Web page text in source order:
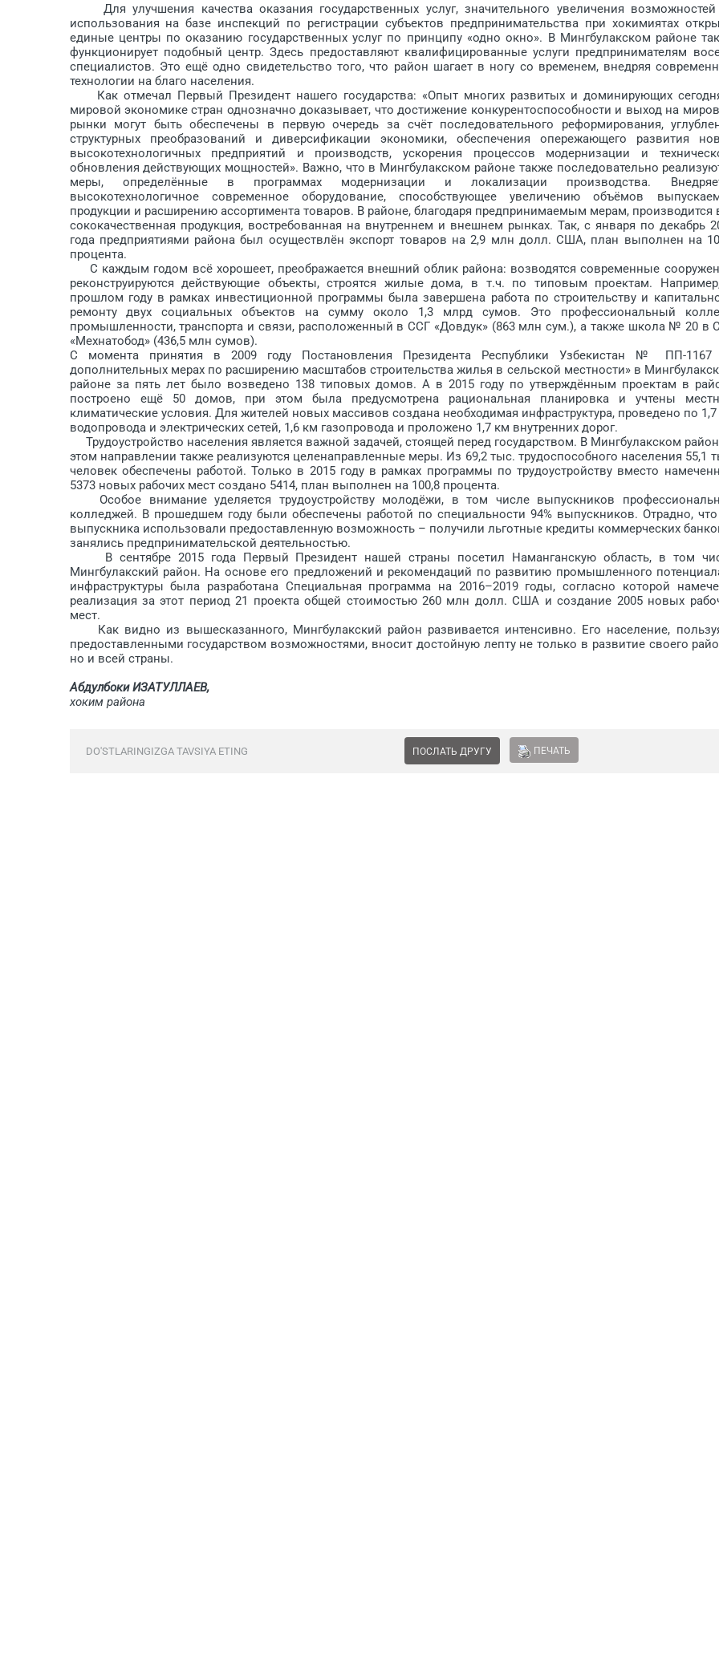
Для улучшения качества оказания государственных услуг, значительного увеличения
использования на базе инспекций по регистрации субъектов предпринимательства при хокимиятах
единые центры по оказанию государственных услуг по принципу «одно окно». В Мингбулакском районе
функционирует подобный центр. Здесь предоставляют квалифицированные услуги предпринимателям
специалистов. Это ещё одно свидетельство того, что район шагает в ногу со временем, внедряя
технологии на благо населения.
Как отмечал Первый Президент нашего государства: «Опыт многих развитых и доминирующих
мировой экономике стран однозначно доказывает, что достижение конкурентоспособности и выход на
рынки могут быть обеспечены в первую очередь за счёт последовательного реформирования,
структурных преобразований и диверсификации экономики, обеспечения опережающего развития
высокотехнологичных предприятий и производств, ускорения процессов модернизации и
обновления действующих мощностей». Важно, что в Мингбулакском районе также последовательно
меры, определённые в программах модернизации и локализации производства.
высокотехнологичное современное оборудование, способствующее увеличению объёмов
продукции и расширению ассортимента то­варов. В районе, благодаря предпринимаемым мерам,
сококачественная продукция, востребованная на внутреннем и внешнем рынках. Так, с января по декабрь
года предприятиями района был осуществлён экспорт товаров на 2,9 млн долл. США, план выполнен на
процента.
С каждым годом всё хорошеет, преображается внешний облик района: возводятся современные
реконструируются действующие объекты, строятся жилые дома, в т.ч. по типовым проектам.
прошлом году в рамках инвестиционной программы была завершена работа по строительству и
ремонту двух социальных объектов на сумму около 1,3 млрд сумов. Это профессиональный
промышленности, транспорта и связи, расположенный в ССГ «Довдук» (863 млн сум.), а также школа № 20 в
«Мехнатобод» (436,5 млн сумов).
С момента принятия в 2009 году Постановления Президента Республики Узбекистан № ПП-1167
дополнительных мерах по расширению масштабов строительства жилья в сельской местности» в
районе за пять лет было возведено 138 типовых домов. А в 2015 году по утверждённым проектам в
построено ещё 50 домов, при этом была предусмотрена рациональная планировка и учтены
климатические условия. Для жителей новых массивов создана необходимая инфраструктура, проведено по
водопровода и электрических сетей, 1,6 км газопровода и проложено 1,7 км внутренних дорог.
Трудоустройство населения является важной задачей, стоящей перед государством. В Мингбулакском
этом направлении также реализуются целенаправленные меры. Из 69,2 тыс. трудоспособного населения 55,1
человек обеспечены работой. Только в 2015 году в рамках программы по трудоустройству вместо
5373 новых рабочих мест создано 5414, план выполнен на 100,8 процента.
Особое внимание уделяется трудоустройству молодёжи, в том числе выпускников
колледжей. В прошедшем году были обеспечены работой по специальности 94% выпускников. Отрадно,
выпускника использовали предоставленную возможность – получили льготные кредиты коммерческих
занялись предпринимательской деятельностью.
В сентябре 2015 года Первый Президент нашей страны посетил Наманганскую область, в том
Мингбулакский район. На основе его предложений и рекомендаций по развитию промышленного
инфраструктуры была разработана Специальная программа на 2016–2019 годы, согласно которой
реализация за этот период 21 проекта общей стоимостью 260 млн долл. США и создание 2005 новых
мест.
Как видно из вышесказанного, Мингбулакский район развивается интенсивно. Его население,
предоставленными государством возможностями, вносит достойную лепту не только в развитие своего
но и всей страны.
Абдулбоки ИЗАТУЛЛАЕВ,
хоким района
DO'STLARINGIZGA TAVSIYA ETING ПОСЛАТЬ ДРУГУ ПЕЧАТЬ